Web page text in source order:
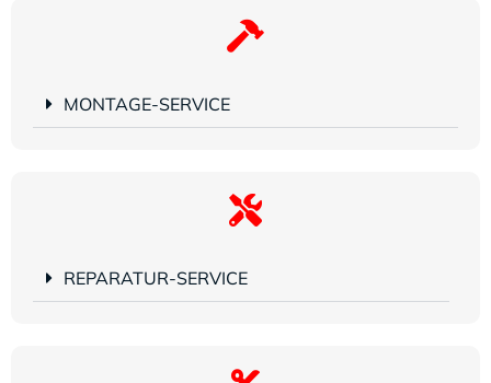
MONTAGE-SERVICE
REPARATUR-SERVICE